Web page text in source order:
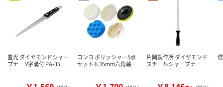
豊光 ダイヤモンドシャー
プナー V字溝付 PA-35…
コンヨ ポリッシャー5点
セット 6.35mm六角軸 …
片岡製作所 ダイヤモンド
スチールシャープナー